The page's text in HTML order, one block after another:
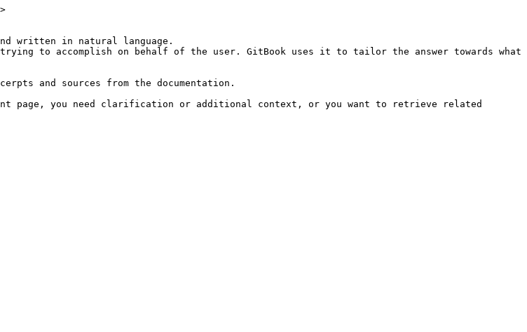
written in natural language.
to accomplish on behalf of the user. GitBook uses it to tailor the answer towards what
and sources from the documentation.
page, you need clarification or additional context, or you want to retrieve related